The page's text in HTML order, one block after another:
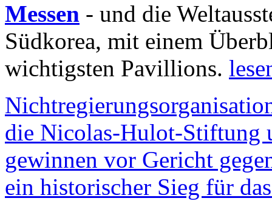
Messen - und die
Südkorea, mit einem
wichtigsten Pavillions.
die Nicolas-Hulot-Stiftung
gewinnen vor Gericht
ein historischer Sieg für